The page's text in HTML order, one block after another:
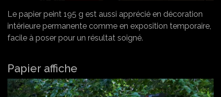
Le papier peint 195 g est aussi apprécié en décoration
intérieure permanente comme en exposition temporaire,
facile à poser pour un résultat soigné.
Papier affiche